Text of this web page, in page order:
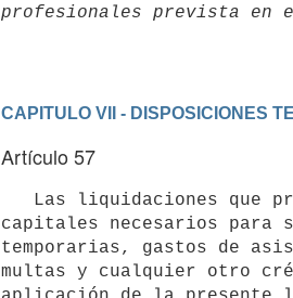
CAPITULO VII - DISPOSICIONES
Artículo 57
capitales necesarios para
temporarias, gastos de
multas y cualquier otro